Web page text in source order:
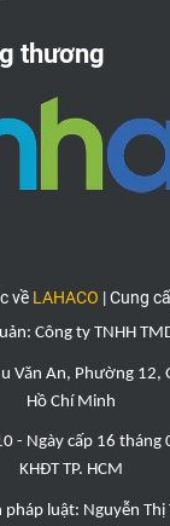
thương
về LAHACO |Cung
Công ty TNHH
An, Phường 12,
Hồ Chí Minh
- Ngày cấp 16 tháng
KHĐT TP. HCM
pháp luật: Nguyễn Thị